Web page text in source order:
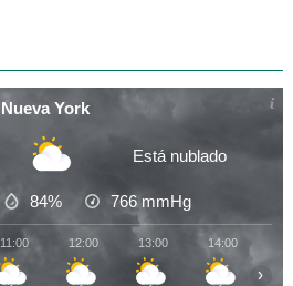
Nueva York
Está nublado
84% 766 mmHg
11:00 12:00 13:00 14:00
›